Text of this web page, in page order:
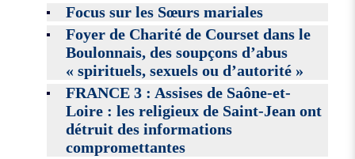
Focus sur les Sœurs mariales
Foyer de Charité de Courset dans le
Boulonnais, des soupçons d’abus
« spirituels, sexuels ou d’autorité »
FRANCE 3 : Assises de Saône-et-
Loire : les religieux de Saint-Jean ont
détruit des informations
compromettantes